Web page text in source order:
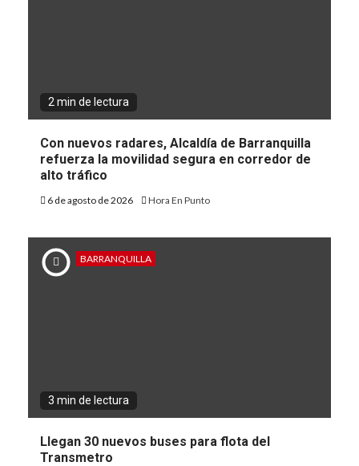
2 min de lectura
Con nuevos radares, Alcaldía de Barranquilla
refuerza la movilidad segura en corredor de
alto tráfico
6 de agosto de 2026 Hora En Punto
BARRANQUILLA
3 min de lectura
Llegan 30 nuevos buses para flota del
Transmetro